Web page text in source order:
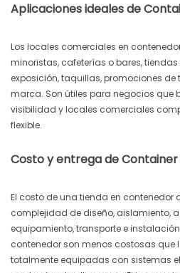
Aplicaciones ideales de
Los locales comerciales en
minoristas, cafeterías o bares,
exposición, taquillas, promociones
marca. Son útiles para negocios
visibilidad y locales comerciales
flexible.
Costo y entrega de Container
El costo de una tienda en contenedor
complejidad de diseño, aislamiento,
equipamiento, transporte e
contenedor son menos costosas
totalmente equipadas con sistemas